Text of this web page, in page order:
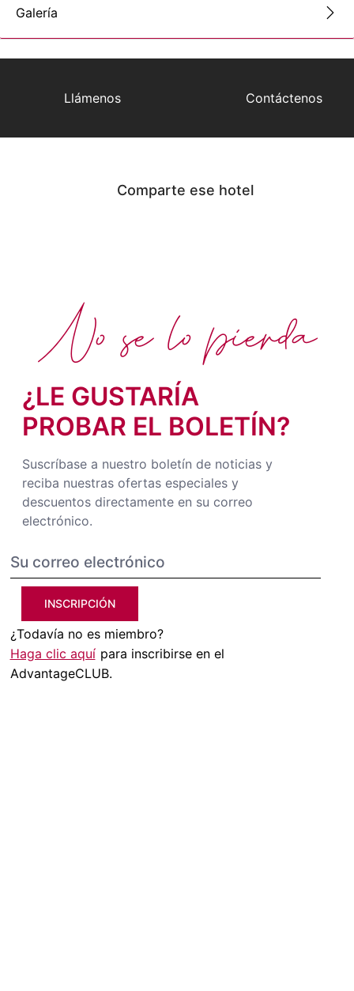
Galería
Llámenos Contáctenos
Comparte ese hotel
¿LE GUSTARÍA
PROBAR EL BOLETÍN?
Suscríbase a nuestro boletín de noticias y
reciba nuestras ofertas especiales y
descuentos directamente en su correo
electrónico.
INSCRIPCIÓN
¿Todavía no es miembro?
Haga clic aquí para inscribirse en el
AdvantageCLUB.
No se lo pierda